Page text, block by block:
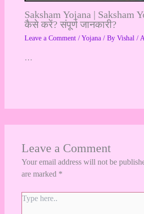
Saksham Yojana | Saksham
कैसे करें? संपूर्ण जानकारी?
Leave a Comment / Yojana/ By Vishal /
…
Leave a Comment
Your email address will not be
are marked *
Type